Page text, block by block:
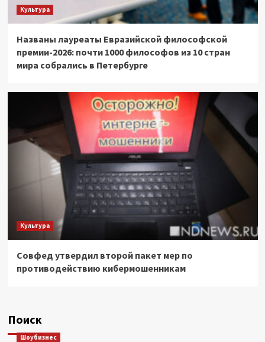
Культура
Названы лауреаты Евразийской философской
премии-2026: почти 1000 философов из 10 стран
мира собрались в Петербурге
Культура
Совфед утвердил второй пакет мер по
противодействию кибермошенникам
Поиск
Шоубизнес